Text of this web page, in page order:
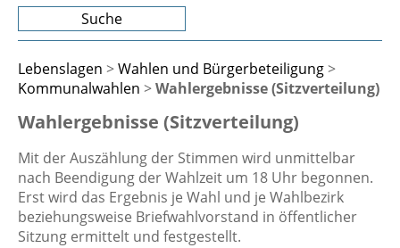
Suche
Lebenslagen >Wahlen und Bürgerbeteiligung>
Kommunalwahlen >Wahlergebnisse (Sitzverteilung)
Wahlergebnisse (Sitzverteilung)
Mit der Auszählung der Stimmen wird unmittelbar
nach Beendigung der Wahlzeit um 18 Uhr begonnen.
Erst wird das Ergebnis je Wahl und je Wahlbezirk
beziehungsweise Briefwahlvorstand in öffentlicher
Sitzung ermittelt und festgestellt.